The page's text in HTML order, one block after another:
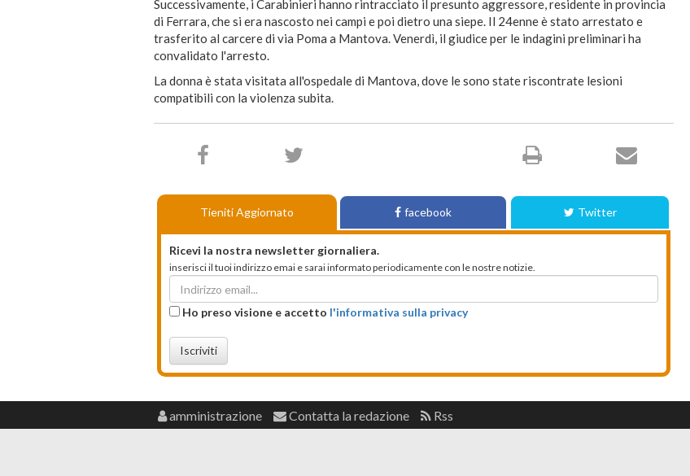
Successivamente, i Carabinieri hanno rintracciato il presunto aggressore, residente in provincia
di Ferrara, che si era nascosto nei campi e poi dietro una siepe. Il 24enne è stato arrestato e
trasferito al carcere di via Poma a Mantova. Venerdì, il giudice per le indagini preliminari ha
convalidato l'arresto.
La donna è stata visitata all'ospedale di Mantova, dove le sono state riscontrate lesioni
compatibili con la violenza subita.
Tieniti Aggiornato facebook Twitter
Ricevi la nostra newsletter giornaliera.
inserisci il tuoi indirizzo emai e sarai informato periodicamente con le nostre notizie.
Ho preso visione e accetto l'informativa sulla privacy
Iscriviti
amministrazione Contatta la redazione Rss